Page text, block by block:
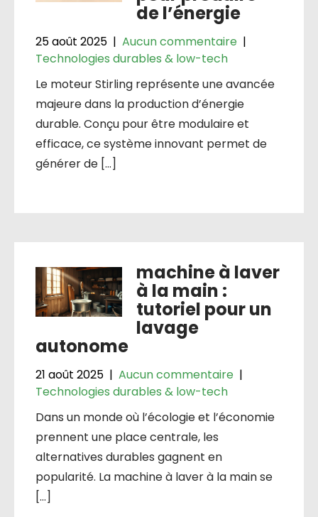
de l’énergie
25 août 2025 | Aucun commentaire |
Technologies durables & low-tech
Le moteur Stirling représente une avancée
majeure dans la production d’énergie
durable. Conçu pour être modulaire et
efficace, ce système innovant permet de
générer de […]
machine à laver
à la main :
tutoriel pour un
lavage
autonome
21 août 2025 | Aucun commentaire |
Technologies durables & low-tech
Dans un monde où l’écologie et l’économie
prennent une place centrale, les
alternatives durables gagnent en
popularité. La machine à laver à la main se
[…]